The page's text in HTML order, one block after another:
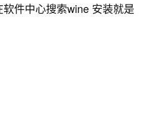
件中心搜索wine 安装就是